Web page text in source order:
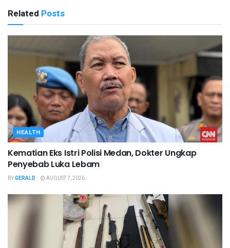
Related Posts
HEALTH
Kematian Eks Istri Polisi Medan, Dokter Ungkap
Penyebab Luka Lebam
BYGERALD AUGUST 7, 2026